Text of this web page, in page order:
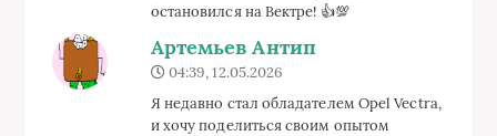
остановился на Вектре! 👍💯
Артемьев Антип
04:39, 12.05.2026
Я недавно стал обладателем Opel Vectra,
и хочу поделиться своим опытом